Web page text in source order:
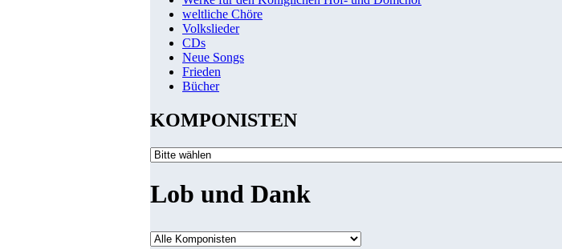
weltliche Chöre
Volkslieder
CDs
Neue Songs
Frieden
Bücher
KOMPONISTEN
Lob und Dank